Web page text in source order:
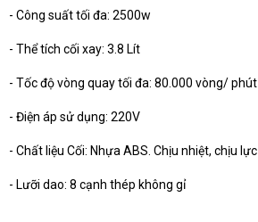
- Công suất tối đa: 2500w
- Thể tích cối xay: 3.8 Lít
- Tốc độ vòng quay tối đa: 80.000 vòng/ phút
- Điện áp sử dụng: 220V
- Chất liệu Cối: Nhựa ABS. Chịu nhiệt, chịu lực
- Lưỡi dao: 8 cạnh thép không gỉ